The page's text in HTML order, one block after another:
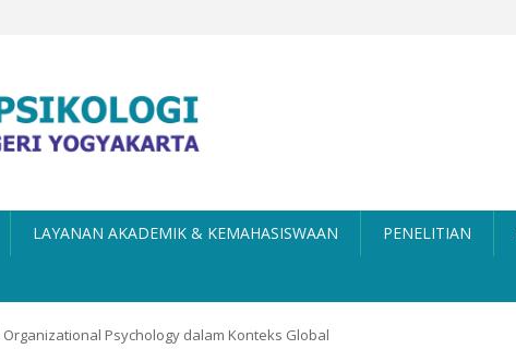
LAYANAN AKADEMIK & KEMAHASISWAAN PENELITIAN
Psychology dalam Konteks Global